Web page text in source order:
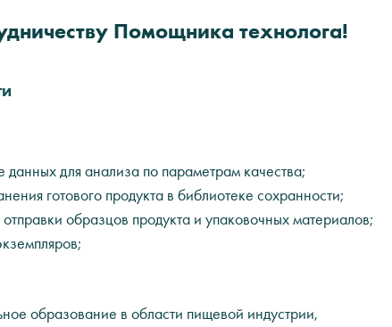
Помощника технолога!
для анализа по параметрам качества;
готового продукта в библиотеке сохранности;
образцов продукта и упаковочных материалов;
образование в области пищевой индустрии,